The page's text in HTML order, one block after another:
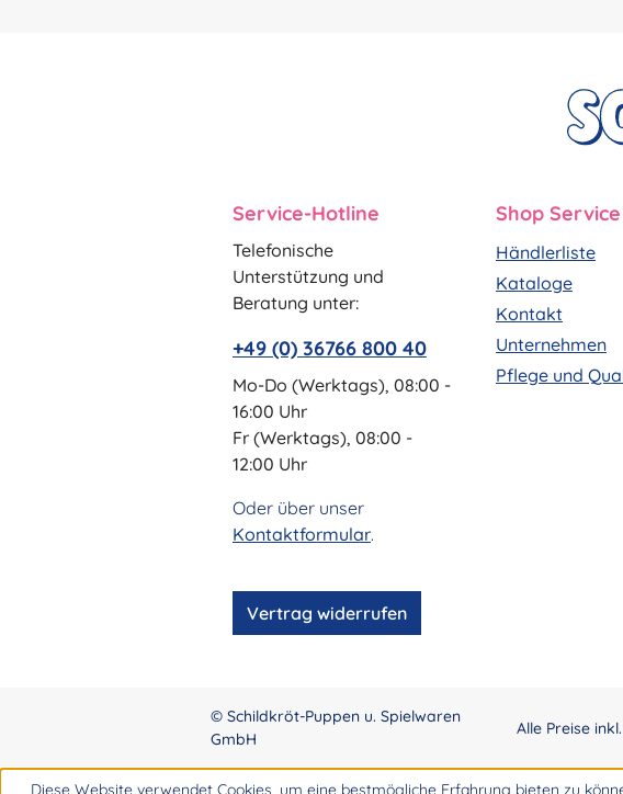
Service-Hotline
Telefonische
Unterstützung und
Beratung unter:
+49 (0) 36766 800 40
Mo-Do (Werktags), 08:00 -
16:00 Uhr
Fr (Werktags), 08:00 -
12:00 Uhr
Oder über unser
Kontaktformular.
Vertrag widerrufen
Shop Service
Händlerliste
Kataloge
Kontakt
Unternehmen
Pflege und
© Schildkröt-Puppen u. Spielwaren
GmbH
Alle Preise
Diese Website verwendet Cookies, um eine bestmögliche Erfahrung bieten zu